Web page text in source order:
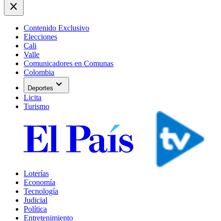
close
Contenido Exclusivo
Elecciones
Cali
Valle
Comunicadores en Comunas
Colombia
Deportes expand_more
Licita
Turismo
Loterías
Economía
Tecnología
Judicial
Política
Entretenimiento